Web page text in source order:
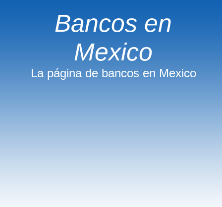
Bancos en
Mexico
La página de bancos en Mexico